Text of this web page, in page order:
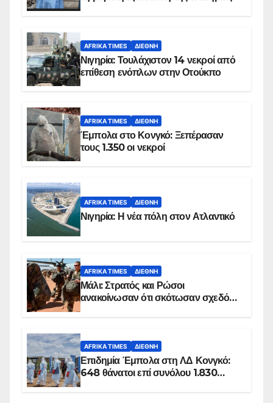
AFRIKA TIMES ΔΙΕΘΝΉ
Νιγηρία: Τουλάχιστον 14 νεκροί από
επίθεση ενόπλων στην Οτούκπο
AFRIKA TIMES ΔΙΕΘΝΉ
Έμπολα στο Κονγκό: Ξεπέρασαν
τους 1.350 οι νεκροί
AFRIKA TIMES ΔΙΕΘΝΉ
Νιγηρία: Η νέα πόλη στον Ατλαντικό
AFRIKA TIMES ΔΙΕΘΝΉ
Μάλι: Στρατός και Ρώσοι
ανακοίνωσαν ότι σκότωσαν σχεδόν
AFRIKA TIMES ΔΙΕΘΝΉ
Επιδημία Έμπολα στη ΛΔ Κονγκό:
648 θάνατοι επί συνόλου 1.830